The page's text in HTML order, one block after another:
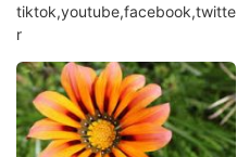
tiktok,youtube,facebook,twitte
r